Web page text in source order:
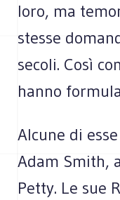
loro, ma
stesse
secoli. Così
hanno
Alcune di
Adam Smith,
Petty. Le sue